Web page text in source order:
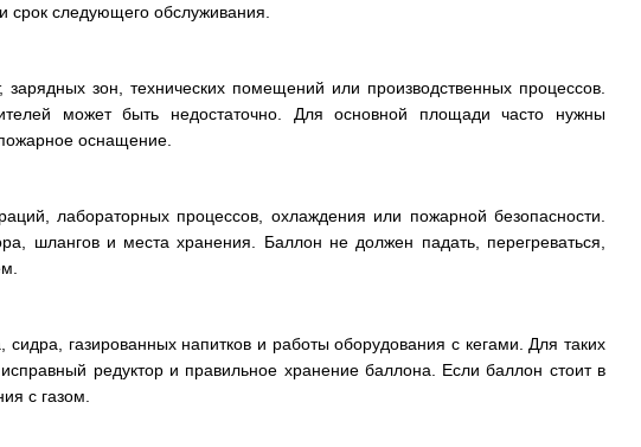
срок следующего обслуживания.
зон, технических помещений или производственных процессов.
может быть недостаточно. Для основной площади часто нужны
оснащение.
лабораторных процессов, охлаждения или пожарной безопасности.
шлангов и места хранения. Баллон не должен падать, перегреваться,
газированных напитков и работы оборудования с кегами. Для таких
редуктор и правильное хранение баллона. Если баллон стоит в
с газом.